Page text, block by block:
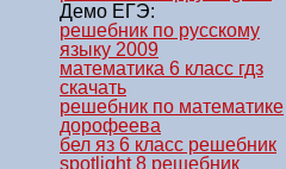
Демо ЕГЭ:
решебник по русскому
языку 2009
математика 6 класс гдз
скачать
решебник по математике
дорофеева
бел яз 6 класс решебник
spotlight 8 решебник